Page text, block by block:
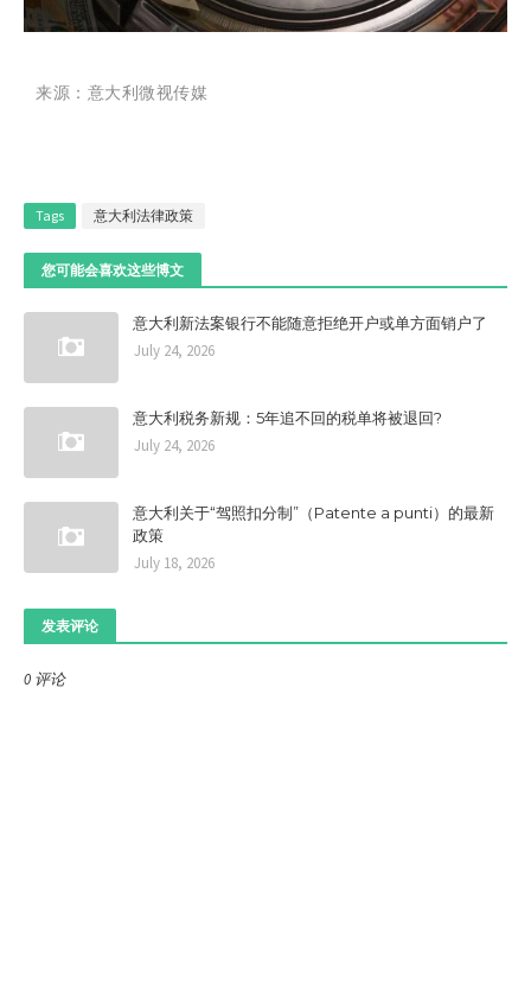
来源：意大利微视传媒
Tags 意大利法律政策
您可能会喜欢这些博文
意大利新法案银行不能随意拒绝开户或单方面销户了
July 24, 2026
意大利税务新规：5年追不回的税单将被退回?
July 24, 2026
意大利关于“驾照扣分制”（Patente a punti）的最新
政策
July 18, 2026
发表评论
0 评论